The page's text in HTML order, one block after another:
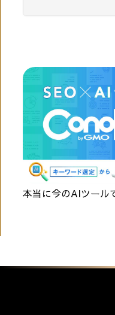
本当に今のAIツール